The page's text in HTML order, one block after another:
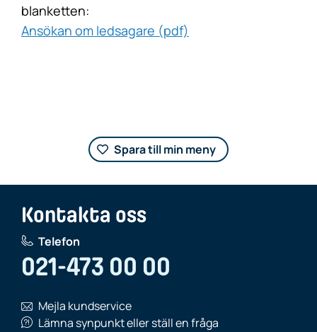
blanketten:
Ansökan om ledsagare (pdf)
Spara till min meny
Kontakta oss
Telefon
021-473 00 00
Mejla kundservice
Lämna synpunkt eller ställ en fråga